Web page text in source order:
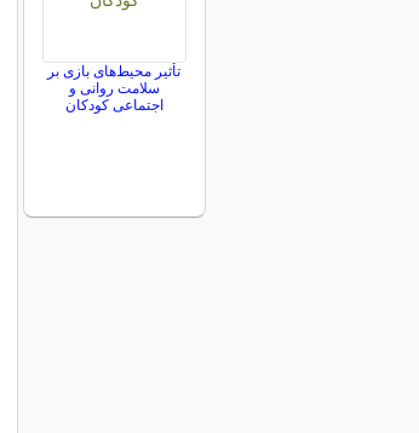
تأثیر محیط‌های بازی بر
سلامت روانی و
اجتماعی کودکان